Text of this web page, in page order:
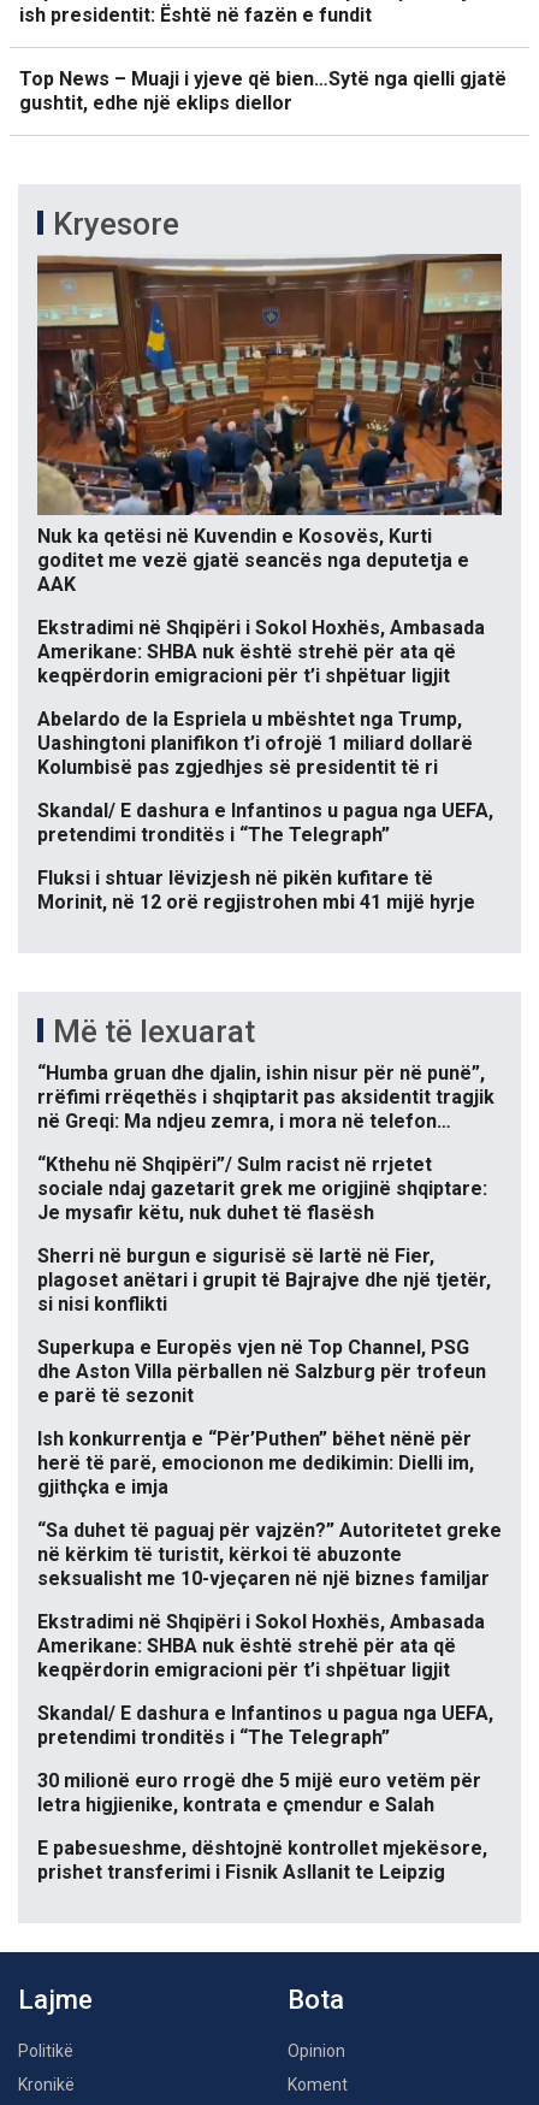
ish presidentit: Është në fazën e fundit
Top News – Muaji i yjeve që bien…Sytë nga qielli gjatë
gushtit, edhe një eklips diellor
Kryesore
Nuk ka qetësi në Kuvendin e Kosovës, Kurti
goditet me vezë gjatë seancës nga deputetja e
AAK
Ekstradimi në Shqipëri i Sokol Hoxhës, Ambasada
Amerikane: SHBA nuk është strehë për ata që
keqpërdorin emigracioni për t’i shpëtuar ligjit
Abelardo de la Espriela u mbështet nga Trump,
Uashingtoni planifikon t’i ofrojë 1 miliard dollarë
Kolumbisë pas zgjedhjes së presidentit të ri
Skandal/ E dashura e Infantinos u pagua nga UEFA,
pretendimi tronditës i “The Telegraph”
Fluksi i shtuar lëvizjesh në pikën kufitare të
Morinit, në 12 orë regjistrohen mbi 41 mijë hyrje
Më të lexuarat
“Humba gruan dhe djalin, ishin nisur për në punë”,
rrëfimi rrëqethës i shqiptarit pas aksidentit tragjik
në Greqi: Ma ndjeu zemra, i mora në telefon…
“Kthehu në Shqipëri”/ Sulm racist në rrjetet
sociale ndaj gazetarit grek me origjinë shqiptare:
Je mysafir këtu, nuk duhet të flasësh
Sherri në burgun e sigurisë së lartë në Fier,
plagoset anëtari i grupit të Bajrajve dhe një tjetër,
si nisi konflikti
Superkupa e Europës vjen në Top Channel, PSG
dhe Aston Villa përballen në Salzburg për trofeun
e parë të sezonit
Ish konkurrentja e “Për’Puthen” bëhet nënë për
herë të parë, emocionon me dedikimin: Dielli im,
gjithçka e imja
“Sa duhet të paguaj për vajzën?” Autoritetet greke
në kërkim të turistit, kërkoi të abuzonte
seksualisht me 10-vjeçaren në një biznes familjar
Ekstradimi në Shqipëri i Sokol Hoxhës, Ambasada
Amerikane: SHBA nuk është strehë për ata që
keqpërdorin emigracioni për t’i shpëtuar ligjit
Skandal/ E dashura e Infantinos u pagua nga UEFA,
pretendimi tronditës i “The Telegraph”
30 milionë euro rrogë dhe 5 mijë euro vetëm për
letra higjienike, kontrata e çmendur e Salah
E pabesueshme, dështojnë kontrollet mjekësore,
prishet transferimi i Fisnik Asllanit te Leipzig
Lajme
Politikë
Kronikë
Bota
Opinion
Koment